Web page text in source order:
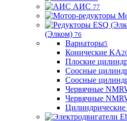
АИС 77
(Элком) 76
Вариаторы5
Конические KA
Плоские
Соосные
Соосные
Червячные
Червячные
Цилиндрические